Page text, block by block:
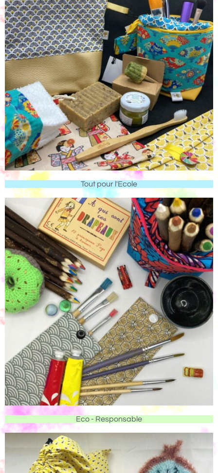
Tout pour l'Ecole
Eco - Responsable